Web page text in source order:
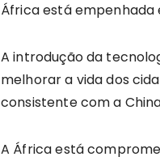
África está empenhada
A introdução da
melhorar a vida dos
consistente com a
A África está